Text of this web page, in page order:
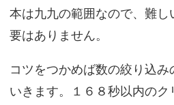
本は九九の範囲なので、難
要はありません。
コツをつかめば数の絞り込
いきます。１６８秒以内のク